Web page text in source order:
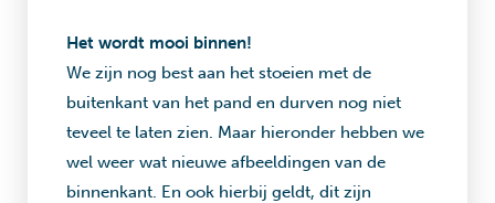
Het wordt mooi binnen!
We zijn nog best aan het stoeien met de
buitenkant van het pand en durven nog niet
teveel te laten zien. Maar hieronder hebben we
wel weer wat nieuwe afbeeldingen van de
binnenkant. En ook hierbij geldt, dit zijn